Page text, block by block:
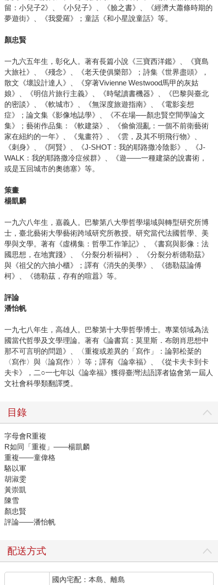
留：小兒子2》、《小兒子》、《臉之書》、《經濟大蕭條時期的
夢遊街》、《我愛羅》；童話《和小星說童話》等。
顏忠賢
一九六五年生，彰化人。著有長篇小說《三寶西洋鑑》、《寶島
大旅社》、《殘念》、《老天使俱樂部》；詩集《世界盡頭》，
散文《壞設計達人》、《穿著Vivienne Westwood馬甲的灰姑
娘》、《明信片旅行主義》、《時髦讀書機器》、《巴黎與臺北
的密談》、《軟城市》、《無深度旅遊指南》、《電影妄想
症》；論文集《影像地誌學》、《不在場──顏忠賢空間學論文
集》；藝術作品集：《軟建築》、《偷偷混亂：一個不前衛藝術
家在紐約的一年》、《鬼畫符》、《雲，及其不明飛行物》、
《刺身》、《阿賢》、《J-SHOT：我的耶路撒冷陰影》、《J-
WALK：我的耶路撒冷症候群》、《遊――一種建築的說書術，
或是五回城市的奧德塞》等。
策畫
楊凱麟
一九六八年生，嘉義人。巴黎第八大學哲學場域與轉型研究所博
士，臺北藝術大學藝術跨域研究所教授。研究當代法國哲學、美
學與文學。著有《虛構集：哲學工作筆記》、《書寫與影像：法
國思想，在地實踐》、《分裂分析福柯》、《分裂分析德勒茲》
與《祖父的六抽小櫃》；譯有《消失的美學》、《德勒茲論傅
柯》、《德勒茲，存有的喧囂》等。
評論
潘怡帆
一九七八年生，高雄人。巴黎第十大學哲學博士。專業領域為法
國當代哲學及文學理論。著有《論書寫：莫里斯．布朗肖思想中
那不可言明的問題》、〈重複或差異的「寫作」：論郭松棻的
〈寫作〉與〈論寫作〉〉等；譯有《論幸福》、《從卡夫卡到卡
夫卡》，二○一七年以《論幸福》獲得臺灣法語譯者協會第一屆人
文社會科學類翻譯獎。
目錄
字母會R重複
R如同「重複」――楊凱麟
重複――童偉格
駱以軍
胡淑雯
黃崇凱
陳雪
顏忠賢
評論――潘怡帆
配送方式
國內宅配：本島、離島